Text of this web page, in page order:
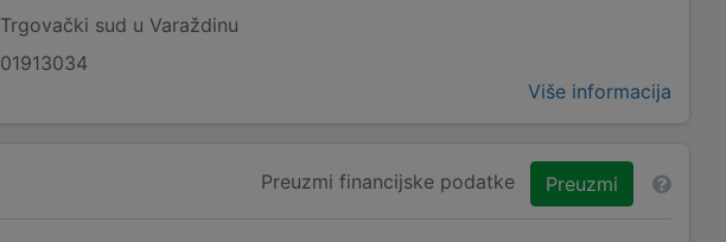
Trgovački sud u Varaždinu
01913034
Više informacija
Preuzmi financijske podatke Preuzmi